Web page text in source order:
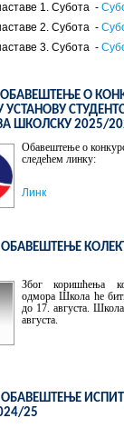
1. Субота -
2. Субота -
3. Субота -
ОБАВЕШТЕЊЕ О
УСТАНОВУ
ШКОЛСКУ 2025/
Обавештење о
следећем линку:
Линк
ОБАВЕШТЕЊЕ
Због коришћења
одмора Школа ће
до 17. августа.
августа.
ОБАВЕШТЕЊЕ
25